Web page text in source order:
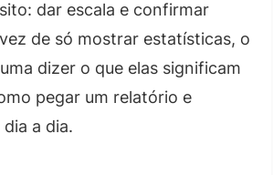
dar escala e confirmar
de só mostrar estatísticas, o
dizer o que elas significam
pegar um relatório e
a dia.